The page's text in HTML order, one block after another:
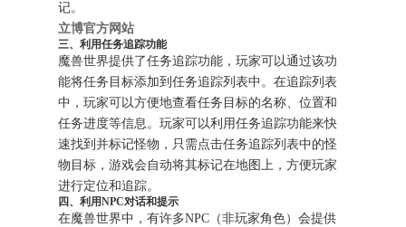
记。
立博官方网站
三、利用任务追踪功能
魔兽世界提供了任务追踪功能，玩家可以通过该功
能将任务目标添加到任务追踪列表中。在追踪列表
中，玩家可以方便地查看任务目标的名称、位置和
任务进度等信息。玩家可以利用任务追踪功能来快
速找到并标记怪物，只需点击任务追踪列表中的怪
物目标，游戏会自动将其标记在地图上，方便玩家
进行定位和追踪。
四、利用NPC对话和提示
在魔兽世界中，有许多NPC（非玩家角色）会提供